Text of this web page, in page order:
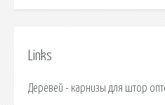
Links
Деревей - карнизы для штор